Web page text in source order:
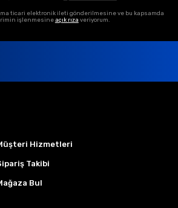
ticari elektronik ileti gönderilmesine ve bu kapsamda
işlenmesineaçık rıza veriyorum.
Hizmetleri
Takibi
Bul